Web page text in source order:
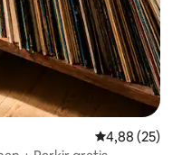
Nilai rata-rata
4,88 (25)